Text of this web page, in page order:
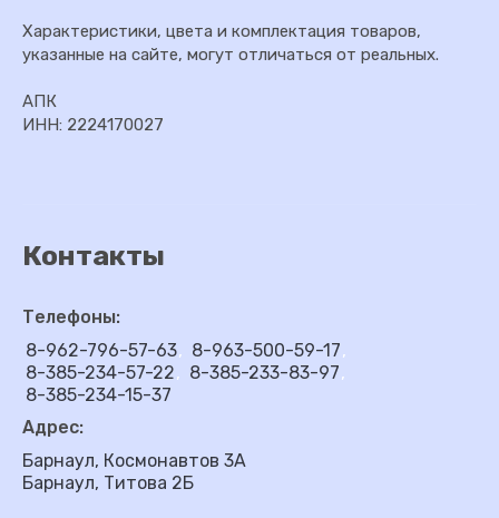
Характеристики, цвета и комплектация товаров,
указанные на сайте, могут отличаться от реальных.
АПК
ИНН: 2224170027
Контакты
Телефоны:
8-962-796-57-63
8-963-500-59-17
8-385-234-57-22
8-385-233-83-97
8-385-234-15-37
Адрес:
Барнаул, Космонавтов 3А
Барнаул, Титова 2Б